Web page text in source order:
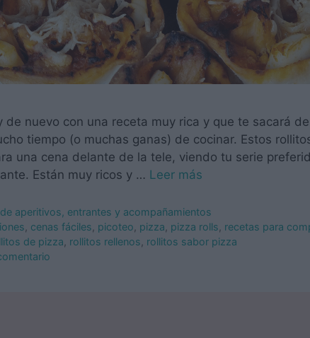
de nuevo con una receta muy rica y que te sacará
tiempo (o muchas ganas) de cocinar. Estos
una cena delante de la tele, viendo tu serie
Están muy ricos y … Leer más
aperitivos, entrantes y acompañamientos
cenas fáciles picoteo pizza pizza rolls recetas para
de pizza rollitos rellenos rollitos sabor pizza